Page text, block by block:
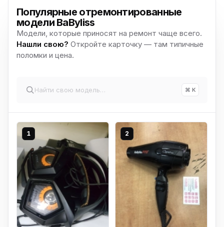
Популярные отремонтированные
модели BaByliss
Модели, которые приносят на ремонт чаще всего.
Нашли свою? Откройте карточку — там типичные
поломки и цена.
⌘ K
1 2